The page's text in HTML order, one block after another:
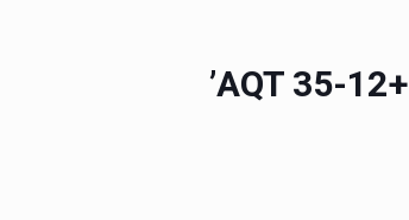
AQT 35-12+